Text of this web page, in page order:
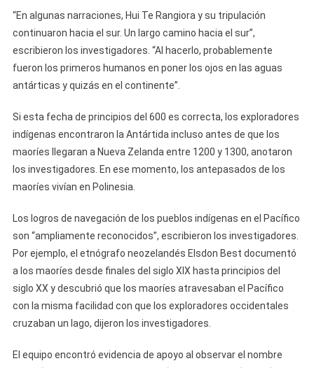
“En algunas narraciones, Hui Te Rangiora y su tripulación
continuaron hacia el sur. Un largo camino hacia el sur”,
escribieron los investigadores. “Al hacerlo, probablemente
fueron los primeros humanos en poner los ojos en las aguas
antárticas y quizás en el continente”.
Si esta fecha de principios del 600 es correcta, los exploradores
indígenas encontraron la Antártida incluso antes de que los
maoríes llegaran a Nueva Zelanda entre 1200 y 1300, anotaron
los investigadores. En ese momento, los antepasados ​​de los
maoríes vivían en Polinesia.
Los logros de navegación de los pueblos indígenas en el Pacífico
son “ampliamente reconocidos”, escribieron los investigadores.
Por ejemplo, el etnógrafo neozelandés Elsdon Best documentó
a los maoríes desde finales del siglo XIX hasta principios del
siglo XX y descubrió que los maoríes atravesaban el Pacífico
con la misma facilidad con que los exploradores occidentales
cruzaban un lago, dijeron los investigadores.
El equipo encontró evidencia de apoyo al observar el nombre